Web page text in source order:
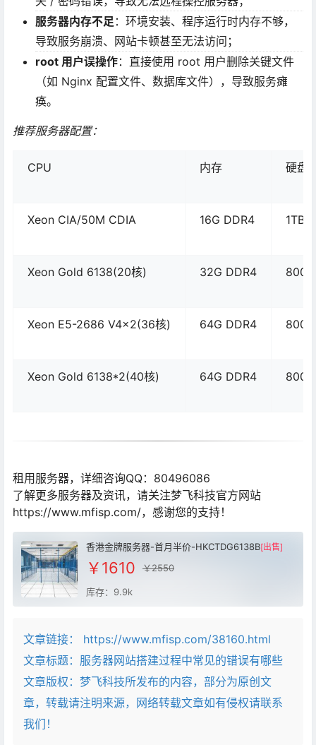
服务器内存不足 ：环境安装、程序运行时内存不够，
导致服务崩溃、网站卡顿甚至无法访问；
root 用户误操作：直接使用 root 用户删除关键文件
（如 Nginx 配置文件、数据库文件），导致服务瘫
痪。
推荐服务器配置：
CPU 内存 硬盘
Xeon CIA/50M CDIA 16G DDR4 1TB
Xeon Gold 6138(20核) 32G DDR4
Xeon E5-2686 V4×2(36核) 64G DDR4
Xeon Gold 6138*2(40核) 64G DDR4
租用服务器，详细咨询QQ：80496086
了解更多服务器及资讯，请关注梦飞科技官方网站
https://www.mfisp.com/，感谢您的支持！
香港金牌服务器-首月半价-HKCTDG6138B[出售]
￥1610 ￥2550
库存：9.9k
文章链接：
https://www.mfisp.com/38160.html
文章标题： 服务器网站搭建过程中常见的错误有哪些
文章版权：梦飞科技所发布的内容，部分为原创文
章，转载请注明来源，网络转载文章如有侵权请联系
我们！